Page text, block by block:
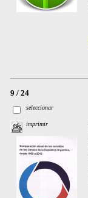
9 / 24
seleccionar
imprimir